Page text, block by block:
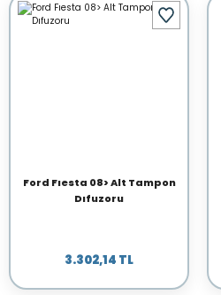
Ford Fıesta 08> Alt Tampon
Dıfuzoru
3.302,14 TL